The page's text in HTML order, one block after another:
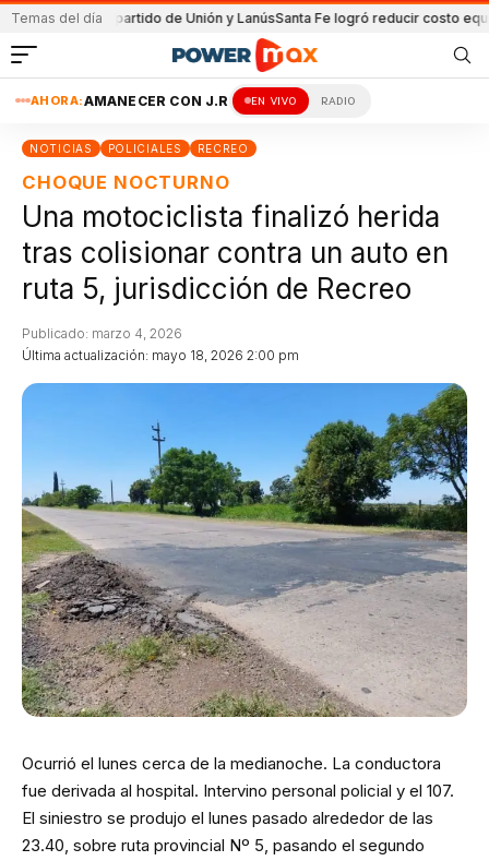
Temas del día
en el partido de Unión y LanúsSanta Fe logró reducir costo
AHORA:AMANECER CON J.R EN VIVO RADIO
NOTICIAS POLICIALES RECREO
CHOQUE NOCTURNO
Una motociclista finalizó herida
tras colisionar contra un auto en
ruta 5, jurisdicción de Recreo
Última actualización: mayo 18, 2026 2:00 pm
Publicado: marzo 4, 2026
Ocurrió el lunes cerca de la medianoche. La conductora
fue derivada al hospital. Intervino personal policial y el 107.
El siniestro se produjo el lunes pasado alrededor de las
23.40, sobre ruta provincial Nº 5, pasando el segundo